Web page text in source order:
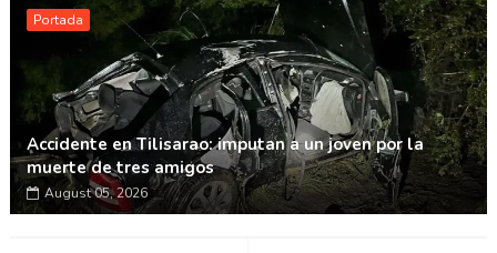
Portada
Accidente en Tilisarao: imputan a un joven por la
muerte de tres amigos
August 05, 2026